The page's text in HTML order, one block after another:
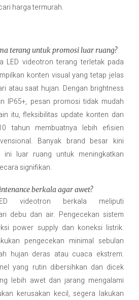
harga termurah.
terang untuk promosi luar ruang?
LED videotron terang terletak pada
konten visual yang tetap jelas
atau saat hujan. Dengan brightness
IP65+, pesan promosi tidak mudah
itu, fleksibilitas update konten dan
tahun membuatnya lebih efisien
Banyak brand besar kini
ini luar ruang untuk meningkatkan
signifikan.
berkala agar awet?
videotron berkala meliputi
debu dan air. Pengecekan sistem
power supply dan koneksi listrik.
pengecekan minimal sebulan
hujan deras atau cuaca ekstrem.
yang rutin dibersihkan dan dicek
lebih awet dan jarang mengalami
kerusakan kecil, segera lakukan